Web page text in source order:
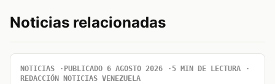
Noticias relacionadas
NOTICIAS PUBLICADO 6 AGOSTO 2026
5 MIN DE LECTURA
REDACCIÓN NOTICIAS VENEZUELA